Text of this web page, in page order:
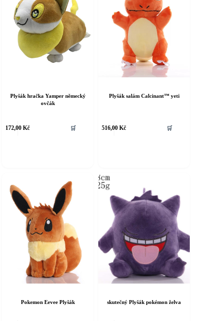
Plyšák hračka Yamper německý
ovčák
172,00Kč 🛒
Plyšák salám Calcinant™ yeti
516,00Kč 🛒
Pokemon Eevee Plyšák skutečný Plyšák pokémon želva